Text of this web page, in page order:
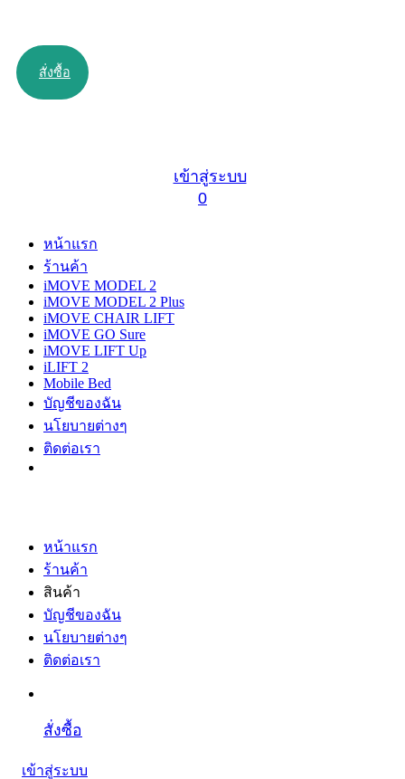
สั่งซื้อ
เข้าสู่ระบบ
0
หน้าแรก
ร้านค้า
iMOVE MODEL 2
iMOVE MODEL 2 Plus
iMOVE CHAIR LIFT
iMOVE GO Sure
iMOVE LIFT Up
iLIFT 2
Mobile Bed
บัญชีของฉัน
นโยบายต่างๆ
ติดต่อเรา
หน้าแรก
ร้านค้า
สินค้า
บัญชีของฉัน
นโยบายต่างๆ
ติดต่อเรา
สั่งซื้อ
เข้าสู่ระบบ